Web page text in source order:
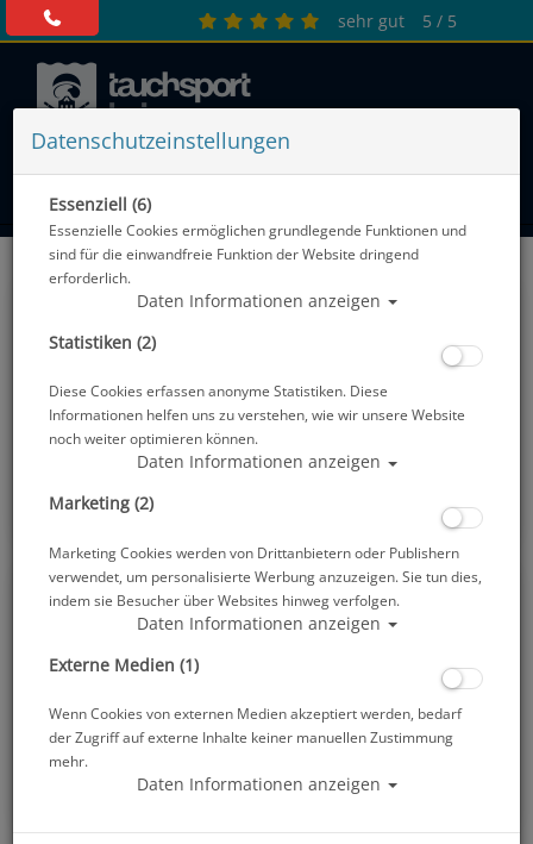
sehr gut 5 / 5
Blasen Harnesses
Tech-Jackets - Sets
Datenschutzeinstellungen
Essenziell (6)
Essenzielle Cookies ermöglichen grundlegende Funktionen und
sind für die einwandfreie Funktion der Website dringend
erforderlich.
Daten Informationen anzeigen
Statistiken (2)
Diese Cookies erfassen anonyme Statistiken. Diese
Informationen helfen uns zu verstehen, wie wir unsere Website
noch weiter optimieren können.
Daten Informationen anzeigen
Marketing (2)
Marketing Cookies werden von Drittanbietern oder Publishern
verwendet, um personalisierte Werbung anzuzeigen. Sie tun dies,
indem sie Besucher über Websites hinweg verfolgen.
Daten Informationen anzeigen
Externe Medien (1)
Wenn Cookies von externen Medien akzeptiert werden, bedarf
der Zugriff auf externe Inhalte keiner manuellen Zustimmung
mehr.
Daten Informationen anzeigen